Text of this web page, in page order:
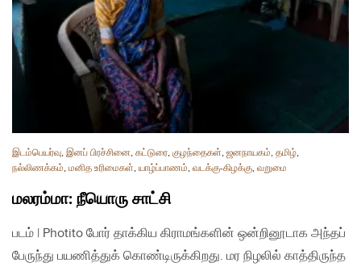
இடம்பெயர்வு, இனப் பிரச்சினை, கட்டுரை, குழந்தைகள், ஜனநாயகம், தமிழ்,
நல்லிணக்கம், மனித உரிமைகள், யாழ்ப்பாணம், வடக்கு-கிழக்கு, வறுமை
மலரம்மா: நீயொரு சாட்சி
படம் | Photito போர் தாக்கிய கிராமங்களின் ஒன்றினூடாக அந்தப்
பேருந்து பயணித்துக் கொண்டிருக்கிறது. மர நிழலில் காத்திருந்த